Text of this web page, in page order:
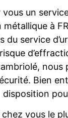
un
à
du service
Bien
disposition
vous le